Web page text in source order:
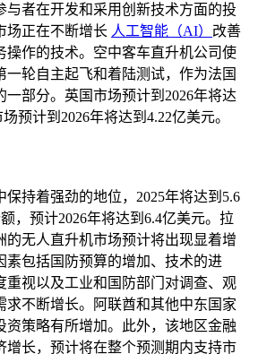
与者在开发和采用创新技术方面的投
场正在不断增长 人工智能（AI） 改善
操作的技术。空中客车直升机公司使
一轮自主起飞和着陆测试，作为法国
一部分。英国市场预计到2026年将达
预计到2026年将达到4.22亿美元。
持着强劲的地位，2025年将达到5.6
，预计2026年将达到6.4亿美元。拉
的无人直升机市场预计将出现显着增
素包括国防预算的增加、技术的进
重视以及工业和国防部门对调查、观
求不断增长。阿联酋和其他中东国家
资策略有所增加。此外，该地区金融
增长，预计将在整个预测期内支持市